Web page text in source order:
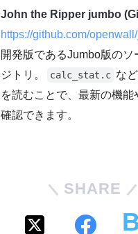
John the Ripper jumbo
https://github.com/
開発版であるJumbo版のソ
ジトリ。
calc_stat.c な
を読むことで、最新の機能
確認できます。
SHARE